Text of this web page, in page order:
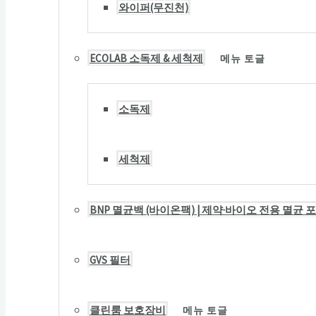
와이퍼(무진천)
ECOLAB 소독제 & 세척제 메뉴 토글
소독제
세척제
BNP 멸균백 (바이온팩) | 제약·바이오 전용 멸균
GVS 필터
클린룸 보호장비 메뉴 토글